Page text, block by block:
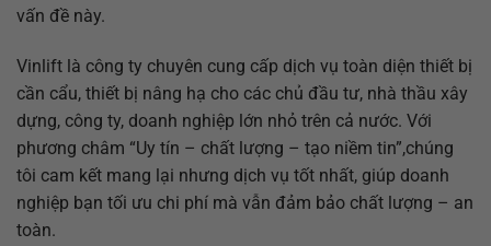
vấn đề này.
Vinlift là công ty chuyên cung cấp dịch vụ toàn diện thiết bị
cần cẩu, thiết bị nâng hạ cho các chủ đầu tư, nhà thầu xây
dựng, công ty, doanh nghiệp lớn nhỏ trên cả nước. Với
phương châm “Uy tín – chất lượng – tạo niềm tin”,chúng
tôi cam kết mang lại nhưng dịch vụ tốt nhất, giúp doanh
nghiệp bạn tối ưu chi phí mà vẫn đảm bảo chất lượng – an
toàn.